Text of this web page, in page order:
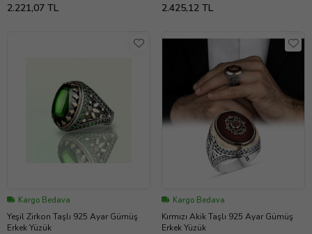
2.221,07 TL 2.425,12 TL
Kargo Bedava
Yeşil Zirkon Taşlı 925 Ayar Gümüş
Erkek Yüzük
Kargo Bedava
Kırmızı Akik Taşlı 925 Ayar Gümüş
Erkek Yüzük